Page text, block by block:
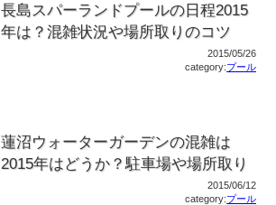
長島スパーランドプールの日程2015
年は？混雑状況や場所取りのコツ
2015/05/26
category:プール
蓮沼ウォーターガーデンの混雑は
2015年はどうか？駐車場や場所取り
2015/06/12
category:プール